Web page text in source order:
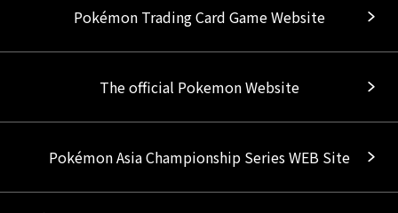
Pokémon Trading Card Game Website
The official Pokemon Website
Pokémon Asia Championship Series WEB Site